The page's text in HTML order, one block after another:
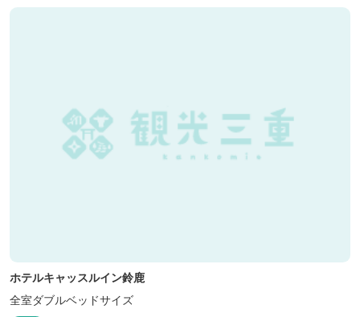
ホテルキャッスルイン鈴鹿
全室ダブルベッドサイズ